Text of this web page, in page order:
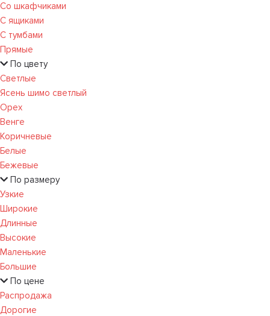
Со шкафчиками
С ящиками
С тумбами
Прямые
По цвету
Светлые
Ясень шимо светлый
Орех
Венге
Коричневые
Белые
Бежевые
По размеру
Узкие
Широкие
Длинные
Высокие
Маленькие
Большие
По цене
Распродажа
Дорогие